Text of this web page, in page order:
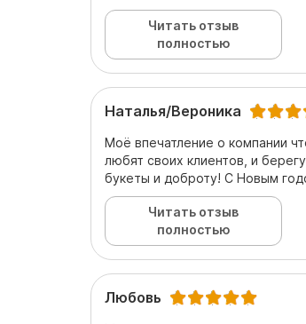
Читать отзыв
полностью
Наталья/Вероника
Моё впечатление о компании
любят своих клиентов, и
букеты и доброту! С Новым
Читать отзыв
полностью
Любовь